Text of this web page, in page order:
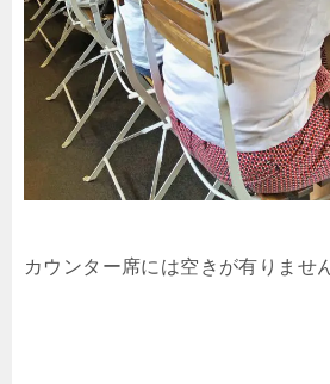
カウンター席には空きが有りませ